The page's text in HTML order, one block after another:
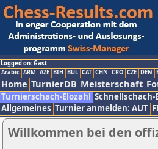
Logged on: Gast
Arabic ARM AZE BIH BUL CAT CHN CRO CZE DEN
Home TurnierDB Meisterschaft
Turnierschach-Elozahl Schnellschach-
Allgemeines Turnier anmelden: AUT
Willkommen bei den